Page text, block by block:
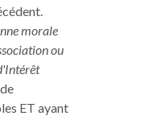
morale
ou
ET ayant